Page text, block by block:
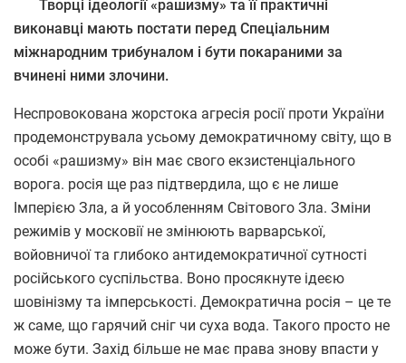
Творці ідеології «рашизму» та її практичні
виконавці мають постати перед Спеціальним
міжнародним трибуналом і бути покараними за
вчинені ними злочини.
Неспровокована жорстока агресія росії проти України
продемонструвала усьому демократичному світу, що в
особі «рашизму» він має свого екзистенціального
ворога. росія ще раз підтвердила, що є не лише
Імперією Зла, а й уособленням Світового Зла. Зміни
режимів у московії не змінюють варварської,
войовничої та глибоко антидемократичної сутності
російського суспільства. Воно просякнуте ідеєю
шовінізму та імперськості. Демократична росія – це те
ж саме, що гарячий сніг чи суха вода. Такого просто не
може бути. Захід більше не має права знову впасти у